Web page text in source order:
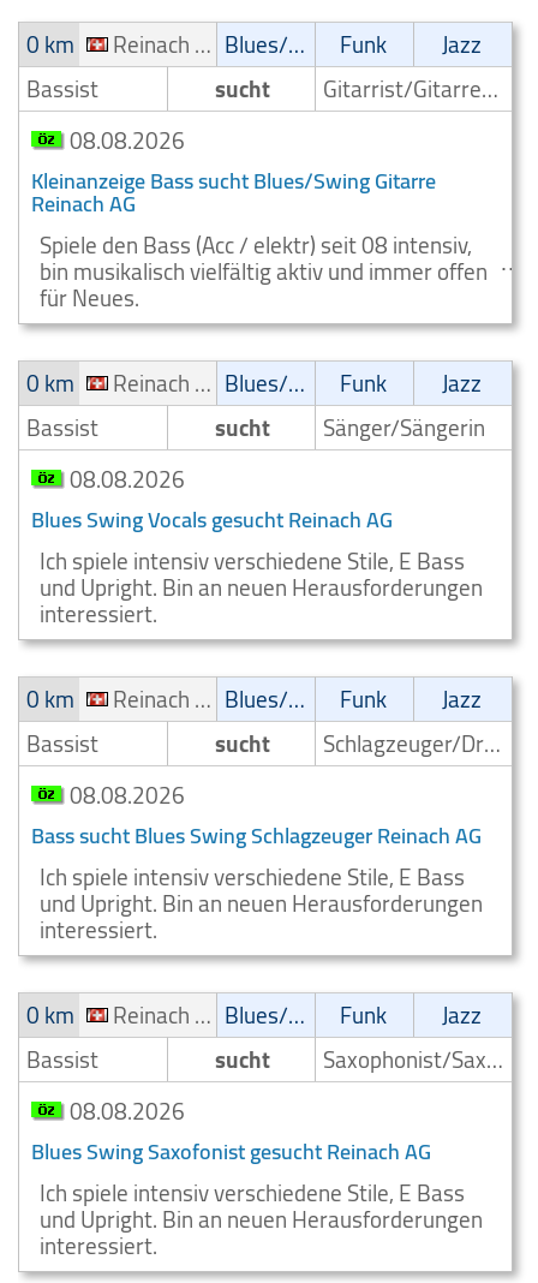
0 km
Reinach AG Blues/Swing Funk
Jazz
Bassist
sucht
Gitarrist/Gitarrenspieler
08.08.2026
Kleinanzeige Bass sucht Blues/Swing Gitarre
Reinach AG
Spiele den Bass (Acc / elektr) seit 08 intensiv,
bin musikalisch vielfältig aktiv und immer offen
für Neues.
0 km
Reinach AG Blues/Swing Funk
Jazz
Bassist
sucht
Sänger/Sängerin
08.08.2026
Blues Swing Vocals gesucht Reinach AG
Ich spiele intensiv verschiedene Stile, E Bass
und Upright. Bin an neuen Herausforderungen
interessiert.
0 km
Reinach AG Blues/Swing Funk
Jazz
Bassist
sucht
Schlagzeuger/Drummer
08.08.2026
Bass sucht Blues Swing Schlagzeuger Reinach AG
Ich spiele intensiv verschiedene Stile, E Bass
und Upright. Bin an neuen Herausforderungen
interessiert.
0 km
Reinach AG Blues/Swing Funk
Jazz
Bassist
sucht
Saxophonist/Saxophonspieler
08.08.2026
Blues Swing Saxofonist gesucht Reinach AG
Ich spiele intensiv verschiedene Stile, E Bass
und Upright. Bin an neuen Herausforderungen
interessiert.